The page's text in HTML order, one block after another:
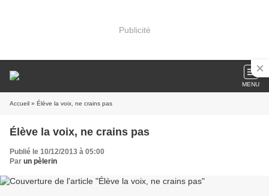
Publicité
MENU
Accueil » Élève la voix, ne crains pas
Élève la voix, ne crains pas
Publié le 10/12/2013 à 05:00
Par un pèlerin